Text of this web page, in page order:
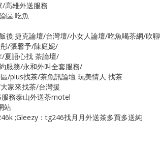
高雄外送服務
區.吃魚
後.捷克論壇/台灣壇/小女人論壇/吃魚喝茶網/吹聊
/張馨予/陳庭妮/
夏語心找 茶論壇/
服務/永和外叫全套服務/
/plus找茶/茶魚訊論壇 玩美情人 找茶
家來找茶/台灣援
務泰山外送茶motel
站
;Gleezy：tg246找月月外送茶多買多送純